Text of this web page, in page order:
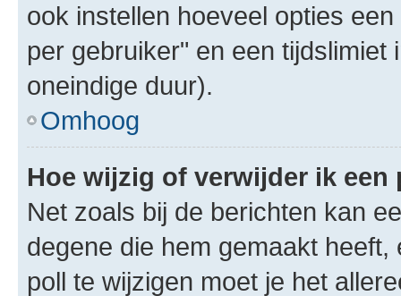
ook instellen hoeveel opties
per gebruiker" en een
oneindige duur).
Omhoog
Hoe wijzig of verwijder ik een
Net zoals bij de berichten kan
degene die hem gemaakt
poll te wijzigen moet je het